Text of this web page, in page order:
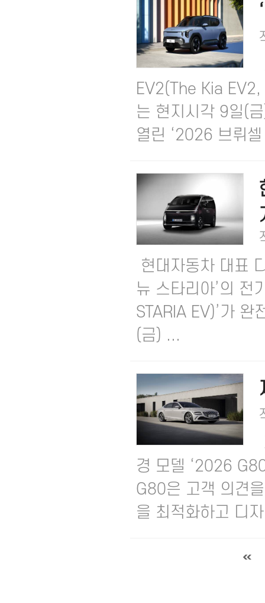
EV2(The Kia
는 현지시각 9일(
열린 ‘2026 브뤼
현대자동차 대표
뉴 스타리아’의 전
STARIA EV)’가
(금) ...
경 모델 ‘2026
G80은 고객 의견
을 최적화하고 디